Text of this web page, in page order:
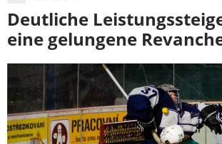
Deutliche
eine gelungene